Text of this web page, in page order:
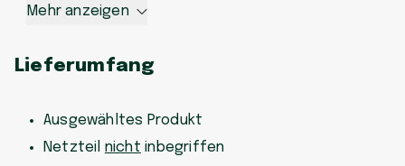
Mehr anzeigen
Lieferumfang
Ausgewähltes Produkt
Netzteil nicht inbegriffen